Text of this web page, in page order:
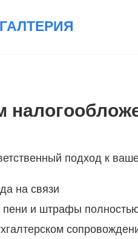
подход к
на связи
пени и штрафы